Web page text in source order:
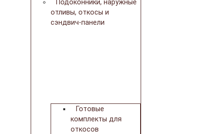
Подоконники, наружные
отливы, откосы и
сэндвич-панели
Готовые
комплекты для
откосов